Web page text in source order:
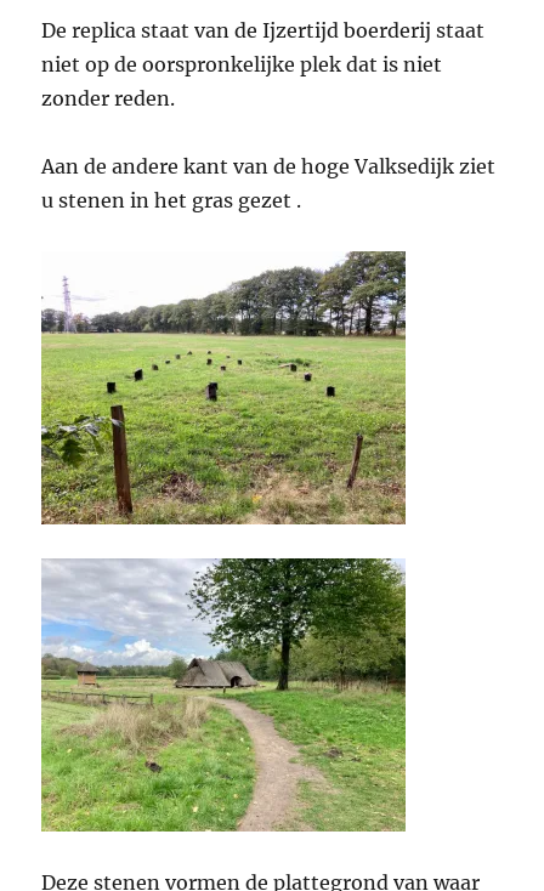
De replica staat van de Ijzertijd boerderij staat
niet op de oorspronkelijke plek dat is niet
zonder reden.
Aan de andere kant van de hoge Valksedijk ziet
u stenen in het gras gezet .
Deze stenen vormen de plattegrond van waar